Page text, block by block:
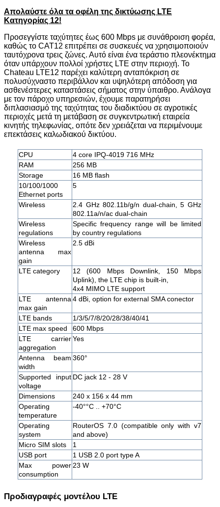
Απολαύστε όλα τα οφέλη της δικτύωσης LTE
Κατηγορίας 12!
Προσεγγίστε ταχύτητες έως 600 Mbps με συνάθροιση φορέα,
καθώς το CAT12 επιτρέπει σε συσκευές να χρησιμοποιούν
ταυτόχρονα τρεις ζώνες. Αυτό είναι ένα τεράστιο πλεονέκτημα
όταν υπάρχουν πολλοί χρήστες LTE στην περιοχή. Το
Chateau LTE12 παρέχει καλύτερη ανταπόκριση σε
πολυσύχναστο περιβάλλον και υψηλότερη απόδοση για
ασθενέστερες καταστάσεις σήματος στην ύπαιθρο. Ανάλογα
με τον πάροχο υπηρεσιών, έχουμε παρατηρήσει
διπλασιασμό της ταχύτητας του διαδικτύου σε αγροτικές
περιοχές μετά τη μετάβαση σε συγκεντρωτική εταιρεία
κινητής τηλεφωνίας, οπότε δεν χρειάζεται να περιμένουμε
επεκτάσεις καλωδιακού δικτύου.
CPU
4 core IPQ-4019 716 MHz
RAM
256 MB
Storage
16 MB flash
10/100/1000
Ethernet ports
5
Wireless
2.4 GHz 802.11b/g/n dual-chain, 5 GHz
802.11a/n/ac dual-chain
Wireless
regulations
Specific frequency range will be limited
by country regulations
Wireless
antenna max
gain
2.5 dBi
LTE category
12 (600 Mbps Downlink, 150 Mbps
Uplink), the LTE chip is built-in,
4x4 MIMO LTE support
LTE antenna
max gain
4 dBi, option for external SMA conector
LTE bands
1/3/5/7/8/20/28/38/40/41
LTE max speed
600 Mbps
LTE carrier
aggregation
Yes
Antenna beam
width
360°
Supported input
voltage
DC jack 12 - 28 V
Dimensions
240 x 156 x 44 mm
Operating
temperature
-40°°C .. +70°C
Operating
system
RouterOS 7.0 (compatible only with v7
and above)
Micro SIM slots
1
USB port
1 USB 2.0 port type A
Max power
consumption
23 W
Προδιαγραφές μοντέλου LTE